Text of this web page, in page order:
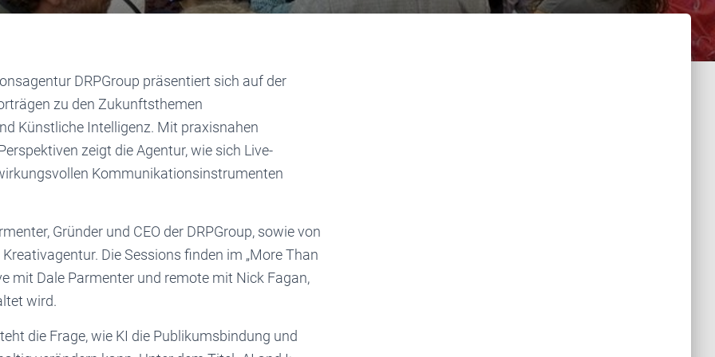
DRPGroup präsentiert sich auf der
zu den Zukunftsthemen
Künstliche Intelligenz. Mit praxisnahen
zeigt die Agentur, wie sich Live-
Kommunikationsinstrumenten
Gründer und CEO der DRPGroup, sowie von
Die Sessions finden im „More Than
mit Dale Parmenter und remote mit Nick Fagan,
wird.
die Frage, wie KI die Publikumsbindung und